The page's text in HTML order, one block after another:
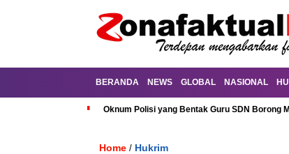
BERANDA NEWS GLOBAL NASIONAL
Oknum Polisi yang Bentak Guru SDN Borong
Home / Hukrim